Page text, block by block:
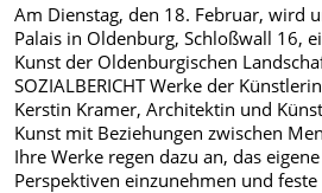
Am Dienstag, den 18. Februar, wird
Palais in Oldenburg, Schloßwall 16,
Kunst der Oldenburgischen
SOZIALBERICHT Werke der
Kerstin Kramer, Architektin und
Kunst mit Beziehungen zwischen
Ihre Werke regen dazu an, das
Perspektiven einzunehmen und